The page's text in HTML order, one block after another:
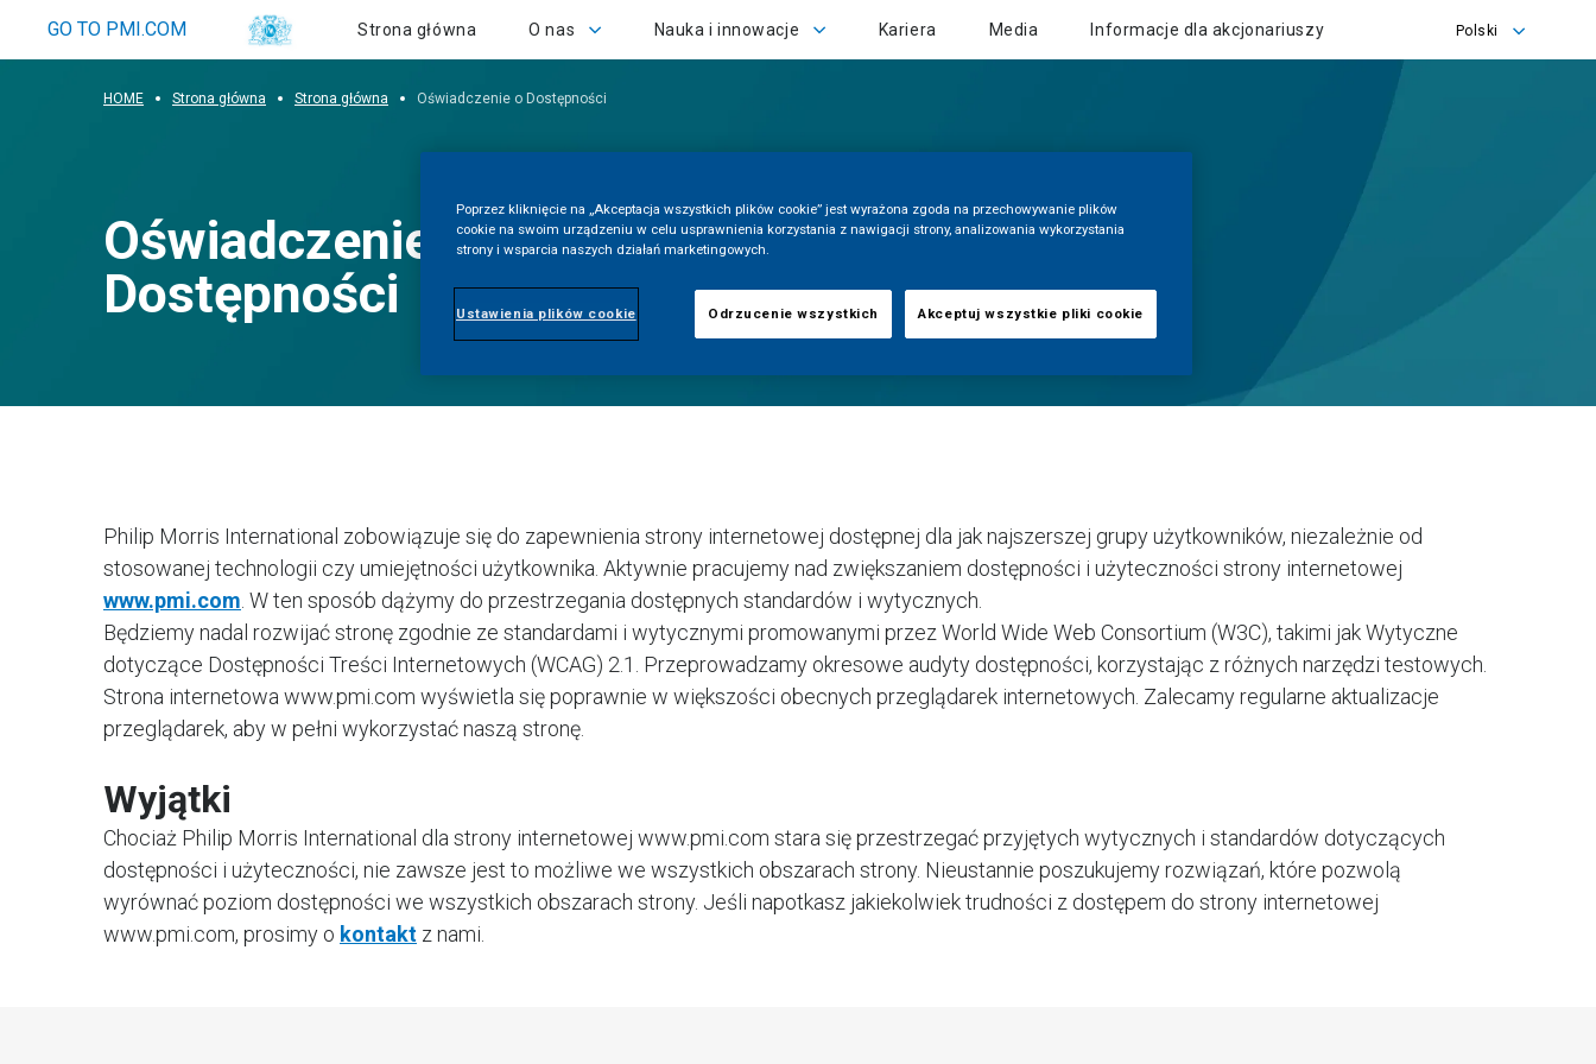
GO TO PMI.COM
Strona główna O nas
Nauka i innowacje
Kariera
Media Informacje dla akcjonariuszy Polski
HOME Strona główna Strona główna Oświadczenie o Dostępności
Oświadczenie o
Dostępności
Philip Morris International zobowiązuje się do zapewnienia strony internetowej dostępnej dla jak najszerszej grupy użytkowników, niezależnie od
stosowanej technologii czy umiejętności użytkownika. Aktywnie pracujemy nad zwiększaniem dostępności i użyteczności strony internetowej
www.pmi.com . W ten sposób dążymy do przestrzegania dostępnych standardów i wytycznych.
Będziemy nadal rozwijać stronę zgodnie ze standardami i wytycznymi promowanymi przez World Wide Web Consortium (W3C), takimi jak Wytyczne
dotyczące Dostępności Treści Internetowych (WCAG) 2.1. Przeprowadzamy okresowe audyty dostępności, korzystając z różnych narzędzi testowych.
Strona internetowa www.pmi.com wyświetla się poprawnie w większości obecnych przeglądarek internetowych. Zalecamy regularne aktualizacje
przeglądarek, aby w pełni wykorzystać naszą stronę.
Wyjątki
Chociaż Philip Morris International dla strony internetowej www.pmi.com stara się przestrzegać przyjętych wytycznych i standardów dotyczących
dostępności i użyteczności, nie zawsze jest to możliwe we wszystkich obszarach strony. Nieustannie poszukujemy rozwiązań, które pozwolą
wyrównać poziom dostępności we wszystkich obszarach strony. Jeśli napotkasz jakiekolwiek trudności z dostępem do strony internetowej
www.pmi.com, prosimy o kontakt z nami.
Poprzez kliknięcie na „Akceptacja wszystkich plików cookie” jest wyrażona zgoda na przechowywanie plików
cookie na swoim urządzeniu w celu usprawnienia korzystania z nawigacji strony, analizowania wykorzystania
strony i wsparcia naszych działań marketingowych.
Ustawienia plików cookie Odrzucenie wszystkich Akceptuj wszystkie pliki cookie